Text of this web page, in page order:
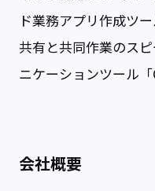
ド業務アプリ作成ツ
共有と共同作業のス
ニケーションツール
会社概要